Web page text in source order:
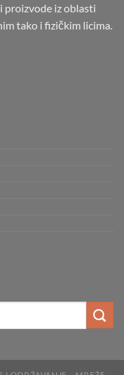
proizvode iz oblasti
tako i fizičkim licima.